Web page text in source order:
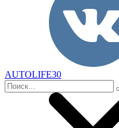
AUTOLIFE30